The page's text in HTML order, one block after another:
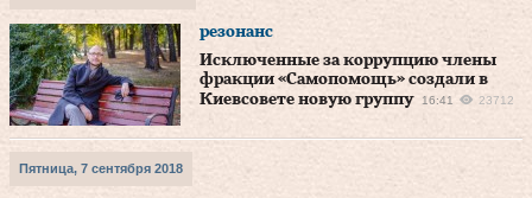
резонанс
Исключенные за коррупцию члены
фракции «Самопомощь» создали в
Киевсовете новую группу
16:41 23712
Пятница, 7 сентября 2018